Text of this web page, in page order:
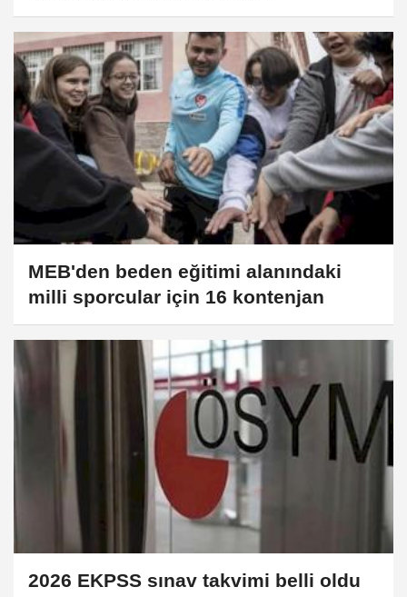
MEB'den beden eğitimi alanındaki
milli sporcular için 16 kontenjan
2026 EKPSS sınav takvimi belli oldu